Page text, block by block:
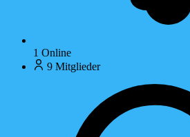
1 Online
9 Mitglieder